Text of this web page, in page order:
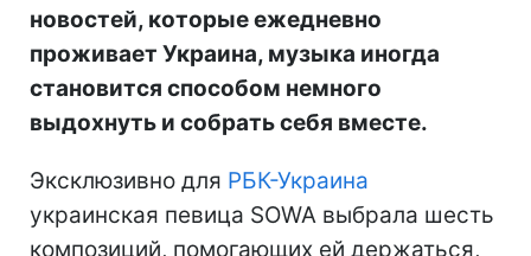
новостей, которые ежедневно
проживает Украина, музыка иногда
становится способом немного
выдохнуть и собрать себя вместе.
Эксклюзивно для РБК-Украина
украинская певица SOWA выбрала шесть
композиций, помогающих ей держаться,